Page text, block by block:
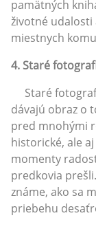
pamätných
životné udalosti
miestnych
4. Staré
Staré
dávajú obraz o
pred mnohými
historické, ale
momenty
predkovia
známe, ako sa
priebehu